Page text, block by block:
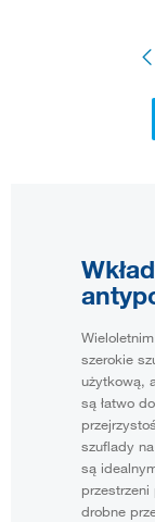
szerokie
użytkową,
są łatwo
szuflady
są
przestrzeni
drobne